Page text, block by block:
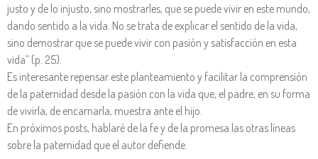
justo y de lo injusto, sino mostrarles, que se puede vivir en este mundo,
dando sentido a la vida. No se trata de explicar el sentido de la vida,
sino demostrar que se puede vivir con pasión y satisfacción en esta
vida” (p. 25).
Es interesante repensar este planteamiento y facilitar la comprensión
de la paternidad desde la pasión con la vida que, el padre, en su forma
de vivirla, de encarnarla, muestra ante el hijo.
En próximos posts, hablaré de la fe y de la promesa las otras líneas
sobre la paternidad que el autor defiende.